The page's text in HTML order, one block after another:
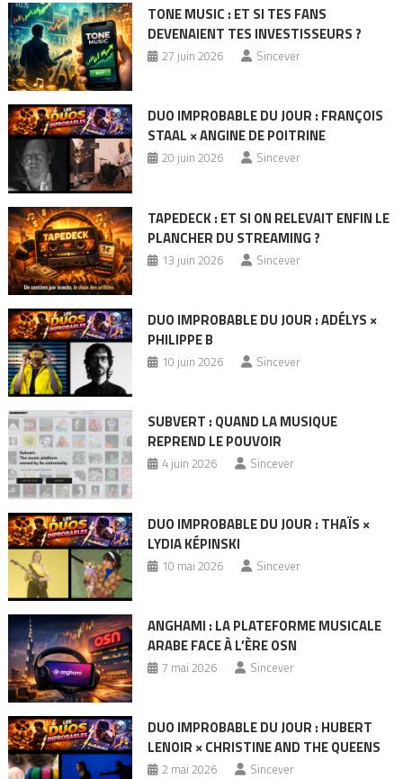
TONE MUSIC : ET SI TES FANS
DEVENAIENT TES INVESTISSEURS ?
27 juin 2026 Sincever
DUO IMPROBABLE DU JOUR : FRANÇOIS
STAAL × ANGINE DE POITRINE
20 juin 2026 Sincever
TAPEDECK : ET SI ON RELEVAIT ENFIN LE
PLANCHER DU STREAMING ?
13 juin 2026 Sincever
DUO IMPROBABLE DU JOUR : ADÉLYS ×
PHILIPPE B
10 juin 2026 Sincever
SUBVERT : QUAND LA MUSIQUE
REPREND LE POUVOIR
4 juin 2026 Sincever
DUO IMPROBABLE DU JOUR : THAÏS ×
LYDIA KÉPINSKI
10 mai 2026 Sincever
ANGHAMI : LA PLATEFORME MUSICALE
ARABE FACE À L’ÈRE OSN
7 mai 2026 Sincever
DUO IMPROBABLE DU JOUR : HUBERT
LENOIR × CHRISTINE AND THE QUEENS
2 mai 2026 Sincever